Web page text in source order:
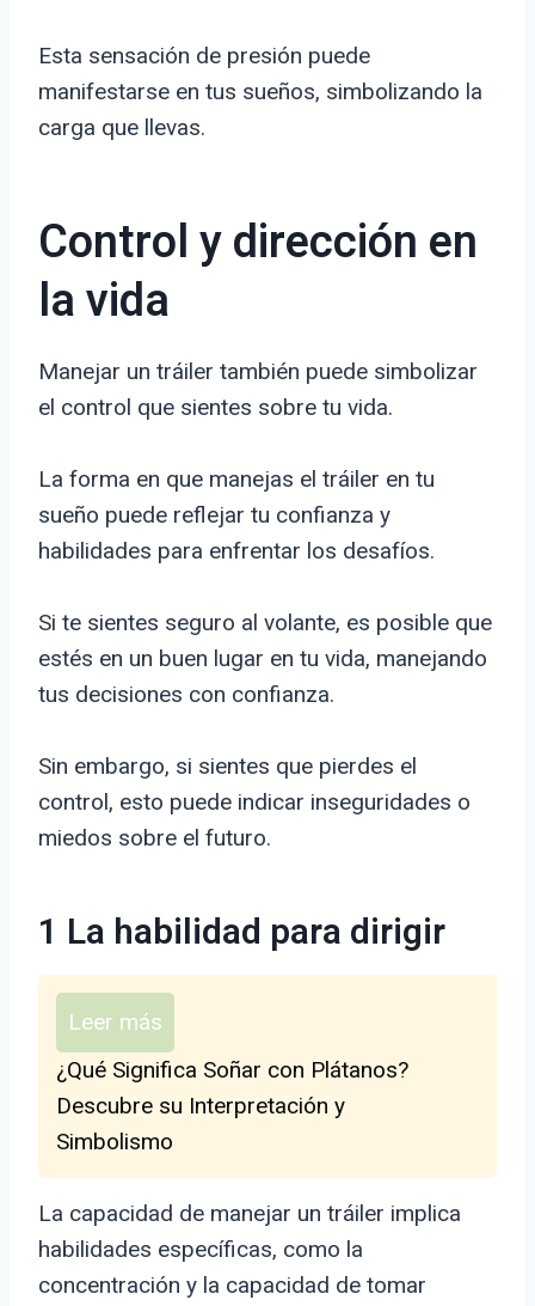
Esta sensación de presión puede
manifestarse en tus sueños, simbolizando la
carga que llevas.
Control y dirección en
la vida
Manejar un tráiler también puede simbolizar
el control que sientes sobre tu vida.
La forma en que manejas el tráiler en tu
sueño puede reflejar tu confianza y
habilidades para enfrentar los desafíos.
Si te sientes seguro al volante, es posible que
estés en un buen lugar en tu vida, manejando
tus decisiones con confianza.
Sin embargo, si sientes que pierdes el
control, esto puede indicar inseguridades o
miedos sobre el futuro.
1 La habilidad para dirigir
Leer más
¿Qué Significa Soñar con Plátanos?
Descubre su Interpretación y
Simbolismo
La capacidad de manejar un tráiler implica
habilidades específicas, como la
concentración y la capacidad de tomar